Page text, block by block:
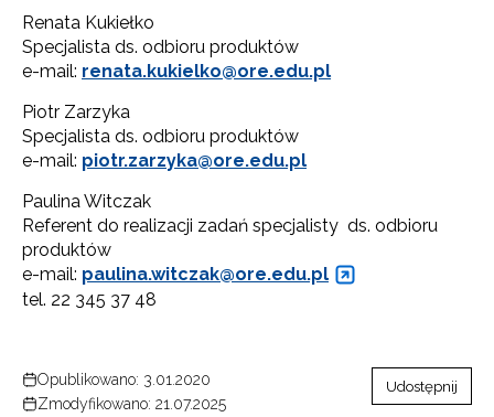
Renata Kukiełko
Specjalista ds. odbioru produktów
e-mail: renata.kukielko@ore.edu.pl
Piotr Zarzyka
Specjalista ds. odbioru produktów
e-mail: piotr.zarzyka@ore.edu.pl
Paulina Witczak
Referent do realizacji zadań specjalisty ds. odbioru
produktów
e-mail: paulina.witczak@ore.edu.pl
tel. 22 345 37 48
Opublikowano: 3.01.2020
Zmodyfikowano: 21.07.2025
Udostępnij